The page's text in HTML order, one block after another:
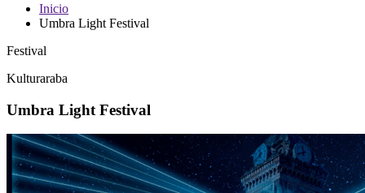
Inicio
Umbra Light Festival
Festival
Kulturaraba
Umbra Light Festival